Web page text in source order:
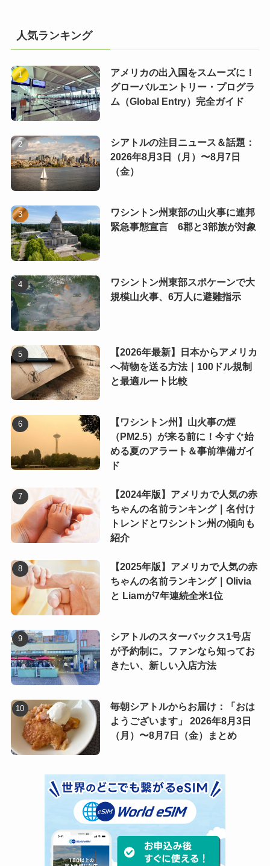
人気ランキング
アメリカの出入国をスムーズに！
グローバルエントリー・プログラ
ム（Global Entry）完全ガイド
シアトルの注目ニュース＆話題：
2026年8月3日（月）〜8月7日
（金）
ワシントン州東部の山火事に連邦
緊急事態宣言 6郡と3部族が対象
ワシントン州東部スポケーンで大
規模山火事、6万人に避難指示
【2026年最新】日本からアメリカ
へ荷物を送る方法｜100ドル規制
と最適ルート比較
【ワシントン州】山火事の煙
（PM2.5）が来る前に！今すぐ始
める夏のアラート＆事前準備ガイ
ド
【2024年版】アメリカで人気の赤
ちゃんの名前ランキング｜名付け
トレンドとワシントン州の傾向も
紹介
【2025年版】アメリカで人気の赤
ちゃんの名前ランキング｜Olivia
と Liamが7年連続全米1位
シアトルのスターバックス1号店
が予約制に。ファンなら知ってお
きたい、新しい入店方法
毎朝シアトルからお届け：「おは
ようございます」 2026年8月3日
（月）〜8月7日（金）まとめ